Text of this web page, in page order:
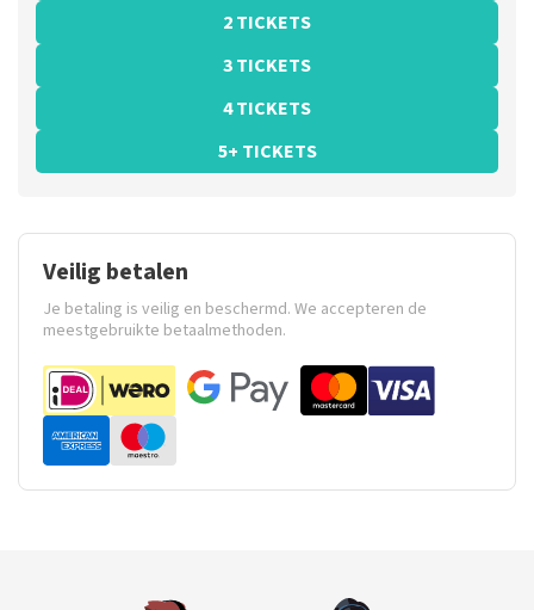
2 TICKETS
3 TICKETS
4 TICKETS
5+ TICKETS
Veilig betalen
Je betaling is veilig en beschermd. We accepteren de
meestgebruikte betaalmethoden.